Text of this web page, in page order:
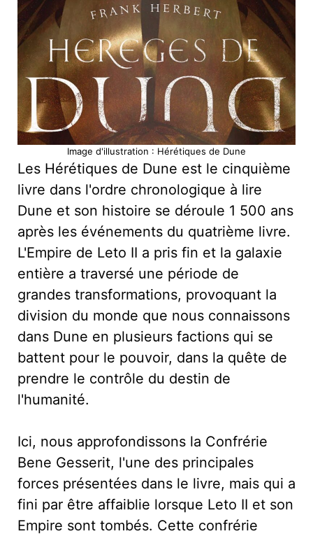
Image d'illustration : Hérétiques de Dune
Les Hérétiques de Dune est le cinquième
livre dans l'ordre chronologique à lire
Dune et son histoire se déroule 1 500 ans
après les événements du quatrième livre.
L'Empire de Leto II a pris fin et la galaxie
entière a traversé une période de
grandes transformations, provoquant la
division du monde que nous connaissons
dans Dune en plusieurs factions qui se
battent pour le pouvoir, dans la quête de
prendre le contrôle du destin de
l'humanité.
Ici, nous approfondissons la Confrérie
Bene Gesserit, l'une des principales
forces présentées dans le livre, mais qui a
fini par être affaiblie lorsque Leto II et son
Empire sont tombés. Cette confrérie